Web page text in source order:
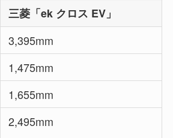
三菱「ek クロス EV」
3,395mm
1,475mm
1,655mm
2,495mm